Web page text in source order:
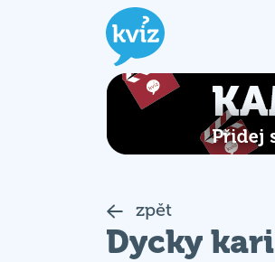
zpět
Dycky kari